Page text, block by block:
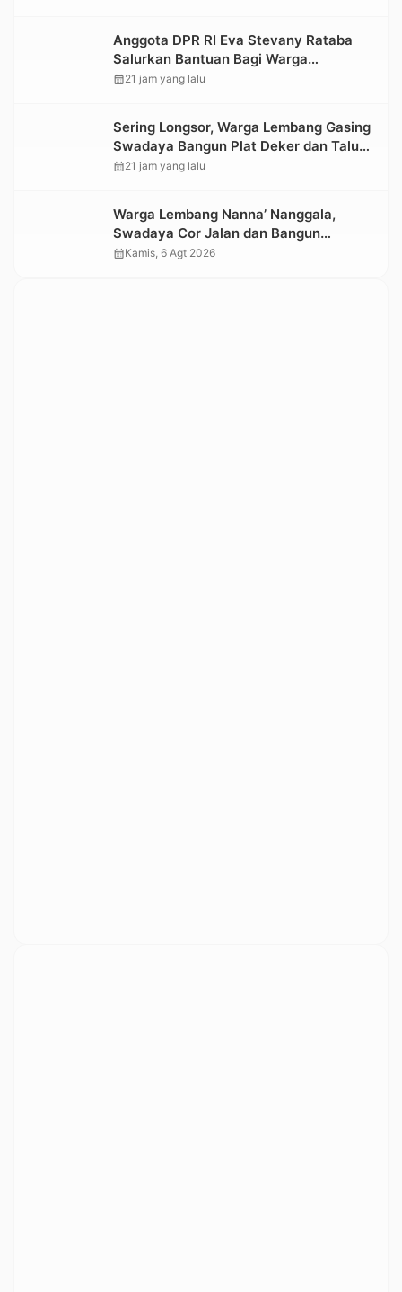
Anggota DPR RI Eva Stevany Rataba
Salurkan Bantuan Bagi Warga
Terdampak Longsor di Buntu Pepasan
calendar_month21 jam yang lalu
Sering Longsor, Warga Lembang Gasing
Swadaya Bangun Plat Deker dan Talut
Jalan Penghubung Antar Lembang
calendar_month21 jam yang lalu
Warga Lembang Nanna’ Nanggala,
Swadaya Cor Jalan dan Bangun
Jembatan
calendar_monthKamis, 6 Agt 2026